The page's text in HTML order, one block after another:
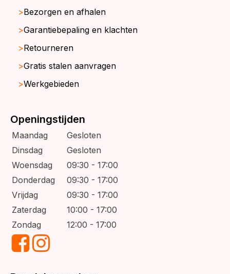
Bezorgen en afhalen
Garantiebepaling en klachten
Retourneren
Gratis stalen aanvragen
Werkgebieden
Openingstijden
Maandag
Gesloten
Dinsdag
Gesloten
Woensdag
09:30 - 17:00
Donderdag
09:30 - 17:00
Vrijdag
09:30 - 17:00
Zaterdag
10:00 - 17:00
Zondag
12:00 - 17:00